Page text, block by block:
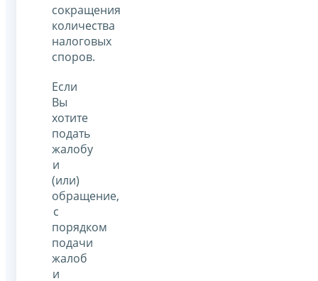
сокращения
количества
налоговых
споров.
Если
Вы
хотите
подать
жалобу
и
(или)
обращение,
с
порядком
подачи
жалоб
и